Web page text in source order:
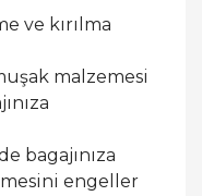
ve kırılma
malzemesi
bagajınıza
engeller